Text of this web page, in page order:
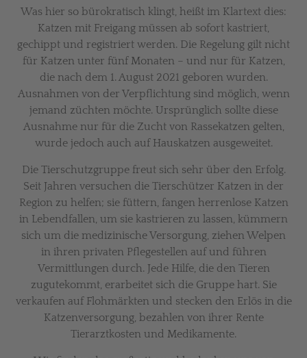
Was hier so bürokratisch klingt, heißt im Klartext dies:
Katzen mit Freigang müssen ab sofort kastriert,
gechippt und registriert werden. Die Regelung gilt nicht
für Katzen unter fünf Monaten – und nur für Katzen,
die nach dem 1. August 2021 geboren wurden.
Ausnahmen von der Verpflichtung sind möglich, wenn
jemand züchten möchte. Ursprünglich sollte diese
Ausnahme nur für die Zucht von Rassekatzen gelten,
wurde jedoch auch auf Hauskatzen ausgeweitet.
Die Tierschutzgruppe freut sich sehr über den Erfolg.
Seit Jahren versuchen die Tierschützer Katzen in der
Region zu helfen; sie füttern, fangen herrenlose Katzen
in Lebendfallen, um sie kastrieren zu lassen, kümmern
sich um die medizinische Versorgung, ziehen Welpen
in ihren privaten Pflegestellen auf und führen
Vermittlungen durch. Jede Hilfe, die den Tieren
zugutekommt, erarbeitet sich die Gruppe hart. Sie
verkaufen auf Flohmärkten und stecken den Erlös in die
Katzenversorgung, bezahlen von ihrer Rente
Tierarztkosten und Medikamente.